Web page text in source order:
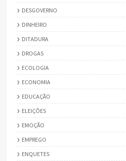
DESGOVERNO
DINHEIRO
DITADURA
DROGAS
ECOLOGIA
ECONOMIA
EDUCAÇÃO
ELEIÇÕES
EMOÇÃO
EMPREGO
ENQUETES